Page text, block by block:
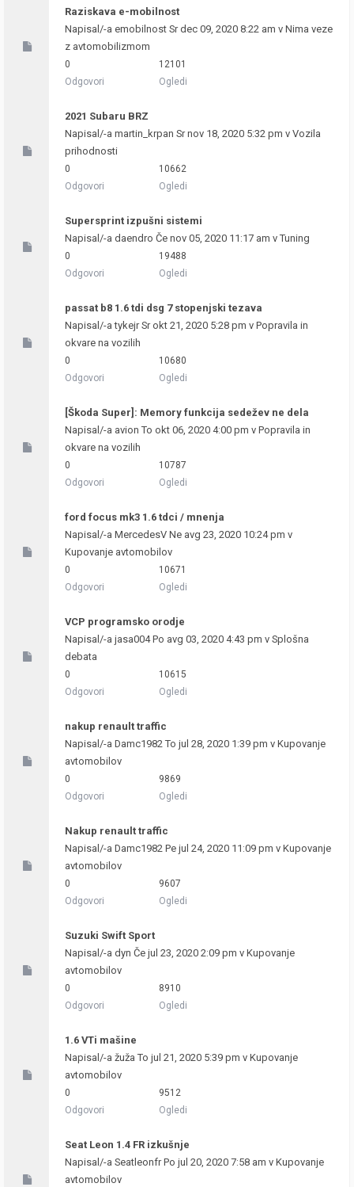
Raziskava e-mobilnost
Napisal/-a emobilnost Sr dec 09, 2020 8:22 am v Nima veze
z avtomobilizmom
0
Odgovori
12101
Ogledi
2021 Subaru BRZ
Napisal/-a martin_krpan Sr nov 18, 2020 5:32 pm v Vozila
prihodnosti
0
Odgovori
10662
Ogledi
Supersprint izpušni sistemi
Napisal/-a daendro Če nov 05, 2020 11:17 am vTuning
0
Odgovori
19488
Ogledi
passat b8 1.6 tdi dsg 7 stopenjski tezava
Napisal/-atykejrSr okt 21, 2020 5:28 pm v Popravila in
okvare na vozilih
0
Odgovori
10680
Ogledi
[Škoda Super]: Memory funkcija sedežev ne dela
Napisal/-a avion To okt 06, 2020 4:00 pm v Popravila in
okvare na vozilih
0
Odgovori
10787
Ogledi
ford focus mk3 1.6 tdci / mnenja
Napisal/-a MercedesV Ne avg 23, 2020 10:24 pm v
Kupovanje avtomobilov
0
Odgovori
10671
Ogledi
VCP programsko orodje
Napisal/-a jasa004Po avg 03, 2020 4:43 pm v Splošna
debata
0
Odgovori
10615
Ogledi
nakup renault traffic
Napisal/-a Damc1982To jul 28, 2020 1:39 pm v Kupovanje
avtomobilov
0
Odgovori
9869
Ogledi
Nakup renault traffic
Napisal/-a Damc1982 Pe jul 24, 2020 11:09 pm v Kupovanje
avtomobilov
0
Odgovori
9607
Ogledi
Suzuki Swift Sport
Napisal/-a dyn Če jul 23, 2020 2:09 pm v Kupovanje
avtomobilov
0
Odgovori
8910
Ogledi
1.6 VTi mašine
Napisal/-a žuža To jul 21, 2020 5:39 pm v Kupovanje
avtomobilov
0
Odgovori
9512
Ogledi
Seat Leon 1.4 FR izkušnje
Napisal/-a SeatleonfrPo jul 20, 2020 7:58 am v Kupovanje
avtomobilov